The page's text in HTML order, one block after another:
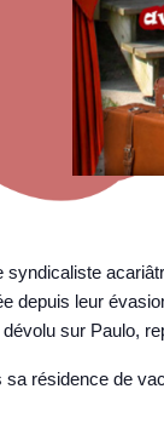
syndicaliste
depuis leur
sur Paulo,
sa résidence de